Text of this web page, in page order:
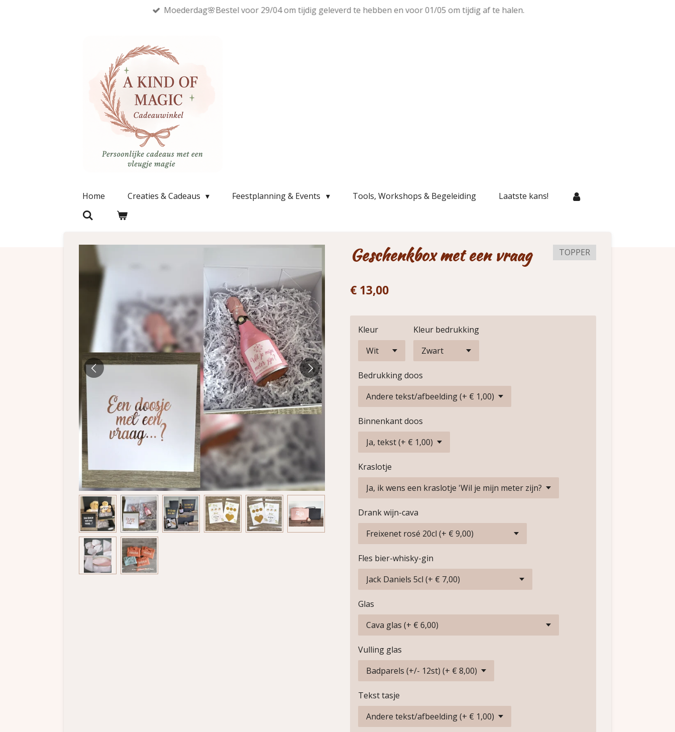
Moederdag🌸Bestel voor 29/04 om tijdig geleverd te hebben en voor 01/05 om tijdig af te halen.
Home Creaties & Cadeaus Feestplanning & Events Tools, Workshops & Begeleiding Laatste kans!
Geschenkbox met een vraag TOPPER
€ 13,00
Kleur Kleur bedrukking
Bedrukking doos
Binnenkant doos
Kraslotje
Drank wijn-cava
Fles bier-whisky-gin
Glas
Vulling glas
Tekst tasje